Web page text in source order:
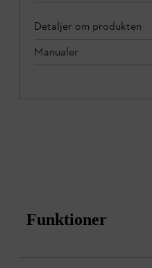
Detaljer om produkten
Manualer
Funktioner